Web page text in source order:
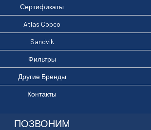
Сертификаты
Atlas Copco
Sandvik
Фильтры
Другие Бренды
Контакты
ПОЗВОНИМ